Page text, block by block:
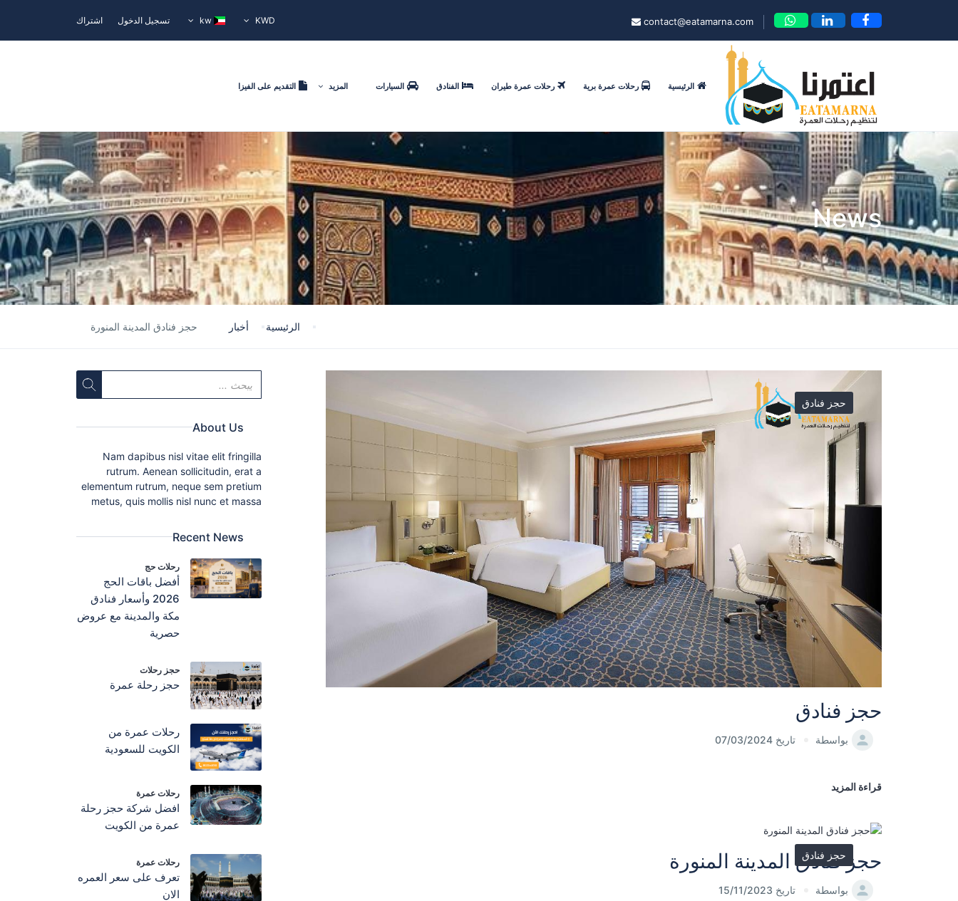
contact@eatamarna.com
KWD تسجيل الدخول اشتراك
الرئيسية رحلات عمرة برية رحلات عمرة طيران الفنادق السيارات المزيد التقديم على الفيزا
News
الرئيسية أخبار حجز فنادق المدينة المنورة
حجز فنادق
حجز فنادق
بواسطة تاريخ 07/03/2024
قراءة المزيد
حجز فنادق
حجز فنادق المدينة المنورة
بواسطة تاريخ 15/11/2023
About Us
Nam dapibus nisl vitae elit fringilla
rutrum. Aenean sollicitudin, erat a
elementum rutrum, neque sem pretium
metus, quis mollis nisl nunc et massa
Recent News
رحلات حج
أفضل باقات الحج
2026 وأسعار فنادق
مكة والمدينة مع عروض
حصرية
حجز رحلات
حجز رحلة عمرة
رحلات عمرة من
الكويت للسعودية
رحلات عمرة
افضل شركة حجز رحلة
عمرة من الكويت
رحلات عمرة
تعرف على سعر العمره
الان